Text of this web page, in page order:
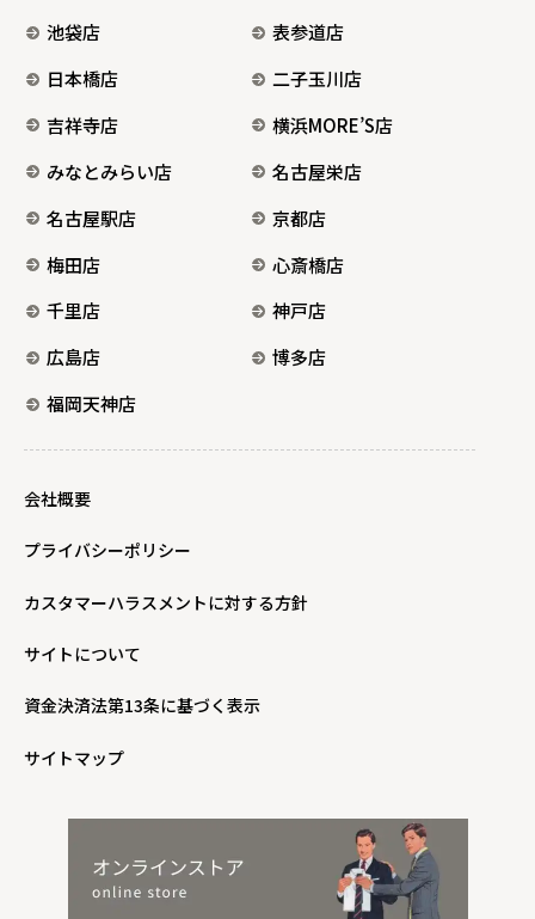
池袋店
表参道店
日本橋店
二子玉川店
吉祥寺店
横浜MORE’S店
みなとみらい店
名古屋栄店
名古屋駅店
京都店
梅田店
心斎橋店
千里店
神戸店
広島店
博多店
福岡天神店
会社概要
プライバシーポリシー
カスタマーハラスメントに対する方針
サイトについて
資金決済法第13条に基づく表示
サイトマップ